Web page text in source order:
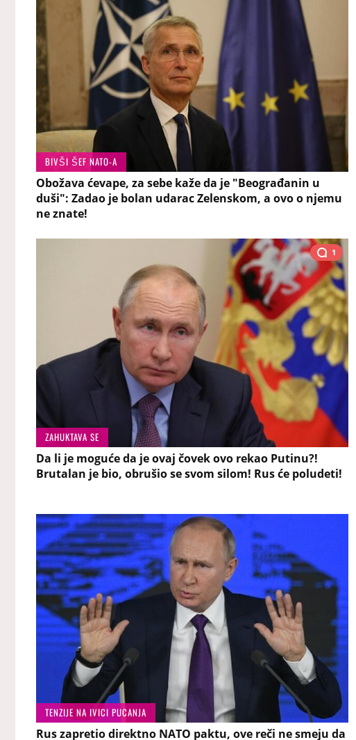
BIVŠI ŠEF NATO-A
Obožava ćevape, za sebe kaže da je "Beograđanin u
duši": Zadao je bolan udarac Zelenskom, a ovo o njemu
ne znate!
1
ZAHUKTAVA SE
Da li je moguće da je ovaj čovek ovo rekao Putinu?!
Brutalan je bio, obrušio se svom silom! Rus će poludeti!
TENZIJE NA IVICI PUCANJA
Rus zapretio direktno NATO paktu, ove reči ne smeju da